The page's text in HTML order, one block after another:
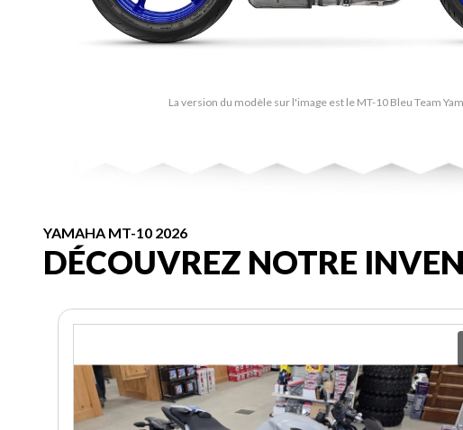
La version du modèle sur l'image est le MT-10 Bleu Team
YAMAHA MT-10 2026
DÉCOUVREZ NOTRE